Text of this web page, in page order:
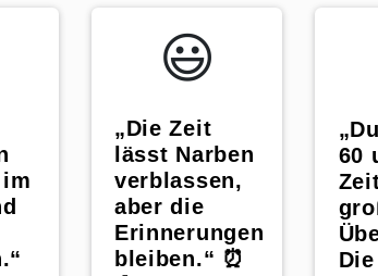
😃️
„Die Zeit
lässt Narben
verblassen,
aber die
Erinnerungen
bleiben.“ ⏰
60